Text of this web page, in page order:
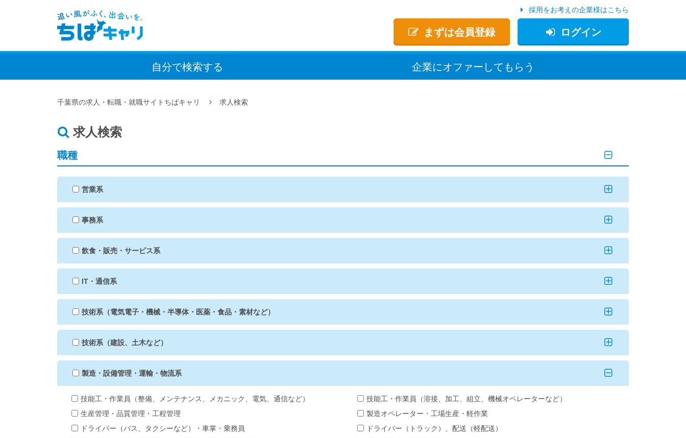
まずは会員登録 ログイン
採用をお考えの企業様はこちら
自分で検索する 企業にオファー してもらう
千葉県の求人・転職・就職サイトちばキャリ 求人検索
求人検索
職種
営業系
事務系
飲食・販売・サービス系
IT・通信系
技術系（電気電子・機械・半導体・医薬・食品・素材など）
技術系（建設、土木など）
製造・設備管理・運輸・物流系
技能工・作業員（整備、メンテナンス、メカニック、電気、通信など）
技能工・作業員（溶接、加工、組立、機械オペレーターなど）
生産管理・品質管理・工程管理
製造オペレーター・工場生産・軽作業
ドライバー（バス、タクシーなど）・車掌・乗務員
ドライバー（トラック）、配送（軽配送）